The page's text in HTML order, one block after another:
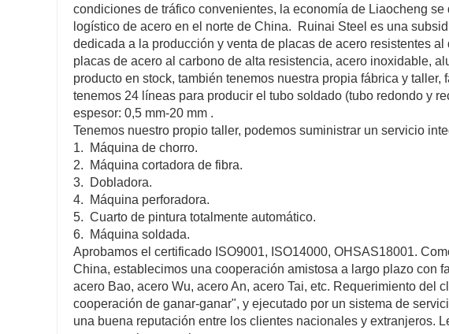
condiciones de tráfico convenientes, la economía de Liaocheng
logístico de acero en el norte de China. Ruinai Steel es una
dedicada a la producción y venta de placas de acero resistentes
placas de acero al carbono de alta resistencia, acero inoxidable,
producto en stock, también tenemos nuestra propia fábrica y
tenemos 24 líneas para producir el tubo soldado (tubo redondo y
espesor: 0,5 mm-20 mm .
Tenemos nuestro propio taller, podemos suministrar un servicio
1. Máquina de chorro.
2. Máquina cortadora de fibra.
3. Dobladora.
4. Máquina perforadora.
5. Cuarto de pintura totalmente automático.
6. Máquina soldada.
Aprobamos el certificado ISO9001, ISO14000, OHSAS18001.
China, establecimos una cooperación amistosa a largo plazo con
acero Bao, acero Wu, acero An, acero Tai, etc. Requerimiento del
cooperación de ganar-ganar", y ejecutado por un sistema de
una buena reputación entre los clientes nacionales y extranjeros.